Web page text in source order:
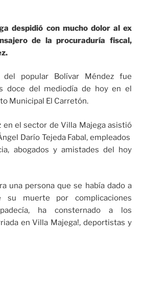
despidió con mucho dolor al ex
de la procuraduría fiscal,
popular Bolívar Méndez fue
doce del mediodía de hoy en el
Municipal El Carretón.
en el sector de Villa Majega asistió
Darío Tejeda Fabal, empleados
abogados y amistades del hoy
una persona que se había dado a
muerte por complicaciones
ha consternado a los
en Villa Majega!, deportistas y